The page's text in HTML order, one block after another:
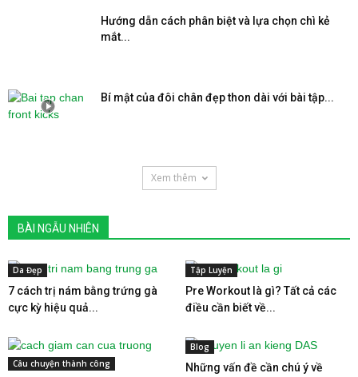
Hướng dẫn cách phân biệt và lựa chọn chì kẻ
mắt...
Bí mật của đôi chân đẹp thon dài với bài tập...
Xem thêm
BÀI NGẪU NHIÊN
Da Đẹp
7 cách trị nám bằng trứng gà
cực kỳ hiệu quả...
Tập Luyện
Pre Workout là gì? Tất cả các
điều cần biết về...
Câu chuyện thành công
Blog
Những vấn đề cần chú ý về